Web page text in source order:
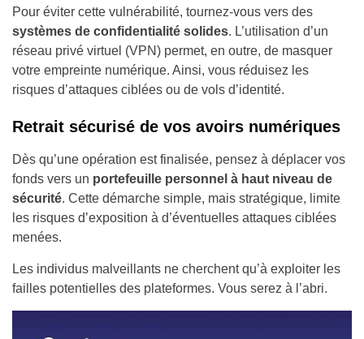
Pour éviter cette vulnérabilité, tournez-vous vers des
systèmes de confidentialité solides. L’utilisation d’un
réseau privé virtuel (VPN) permet, en outre, de masquer
votre empreinte numérique. Ainsi, vous réduisez les
risques d’attaques ciblées ou de vols d’identité.
Retrait sécurisé de vos avoirs numériques
Dès qu’une opération est finalisée, pensez à déplacer vos
fonds vers un portefeuille personnel à haut niveau de
sécurité. Cette démarche simple, mais stratégique, limite
les risques d’exposition à d’éventuelles attaques ciblées
menées.
Les individus malveillants ne cherchent qu’à exploiter les
failles potentielles des plateformes. Vous serez à l’abri.